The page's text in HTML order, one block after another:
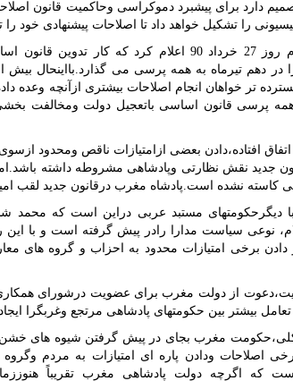
دارد برای پیشبرد دموکراسی وحاکمیت قانون
را تشکیل خواهد داد تا اصلاحات پیشنهادی خود را
پادشاه سرانجام روز 27 خرداد 90 اعلام کرد که
گسترده تر خواهان انجام اصلاحات بیشتری ازآنچه وعده
همه پرسی قانون اساسی باتعجیل دولت ومخالفت
اتفاق افتاده،دادن بعضی ازامتیازات ناقص ومحدود
جدید نقش نظارتی وپادشاهی مشروطه داشته
کاسته نشده است.پادشاه مغرب درقانون جدید لقب
دیگرحکومتهای مستبد عربی دراین است که محمد
نوعی سیاست مدارا رادر پیش گرفته است و با این
دادن برخی امتیازات محدود به احزاب و گروه های
از دولت مغرب برای عضویت درشورای
بیشتر بین حکومتهای پادشاهی مرتجع وغربگرا
کلی،حکومت مغرب بجای در پیش گرفتن شیوه های خشن
اصلاحات ودادن پاره ای امتیازات به مردم وگروه
که اگرچه دولت پادشاهی مغرب تقریباً